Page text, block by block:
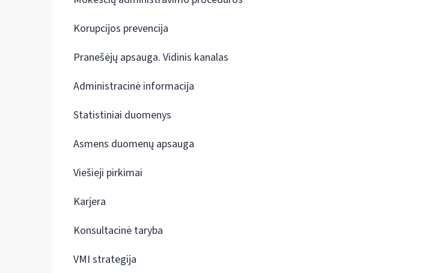
Korupcijos prevencija
Pranešėjų apsauga. Vidinis kanalas
Administracinė informacija
Statistiniai duomenys
Asmens duomenų apsauga
Viešieji pirkimai
Karjera
Konsultacinė taryba
VMI strategija